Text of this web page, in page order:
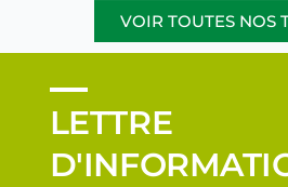
VOIR TOUTES NOS
LETTRE